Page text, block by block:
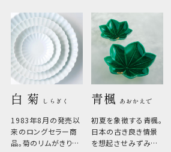
白 菊 しらぎく
1983年8月の発売以
来のロングセラー商
品。菊のリムがきりっ
青楓 あおかえで
初夏を象徴する青楓。
日本の古き良き情景
を想起させみずみず